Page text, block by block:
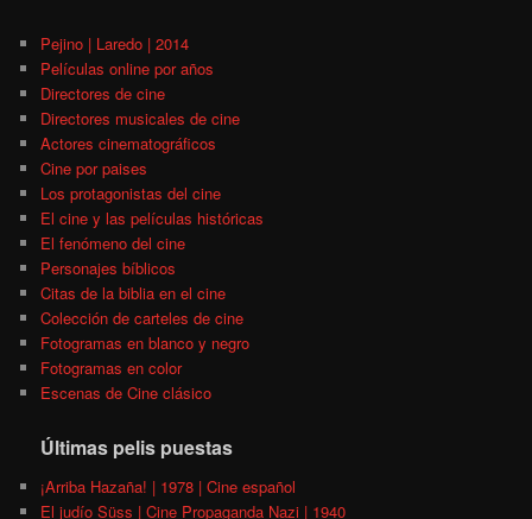
Pejino | Laredo | 2014
Películas online por años
Directores de cine
Directores musicales de cine
Actores cinematográficos
Cine por paises
Los protagonistas del cine
El cine y las películas históricas
El fenómeno del cine
Personajes bíblicos
Citas de la biblia en el cine
Colección de carteles de cine
Fotogramas en blanco y negro
Fotogramas en color
Escenas de Cine clásico
Últimas pelis puestas
¡Arriba Hazaña! | 1978 | Cine español
El judío Süss | Cine Propaganda Nazi | 1940